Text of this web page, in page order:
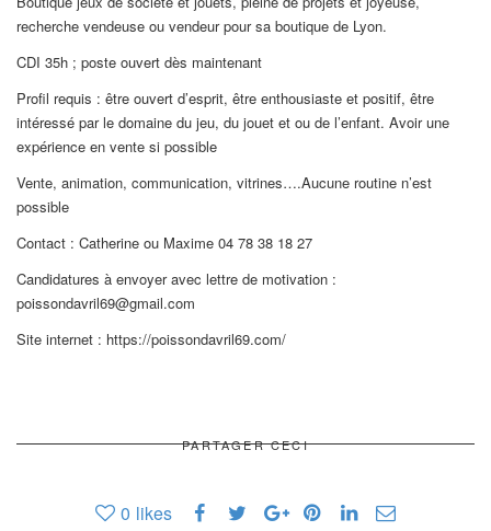
recherche vendeuse ou vendeur pour sa boutique de Lyon.
CDI 35h ; poste ouvert dès maintenant
Profil requis : être ouvert d’esprit, être enthousiaste et positif, être
intéressé par le domaine du jeu, du jouet et ou de l’enfant. Avoir une
expérience en vente si possible
Vente, animation, communication, vitrines….Aucune routine n’est
possible
Contact : Catherine ou Maxime 04 78 38 18 27
Candidatures à envoyer avec lettre de motivation :
poissondavril69@gmail.com
Site internet : https://poissondavril69.com/
PARTAGER CECI
0 likes